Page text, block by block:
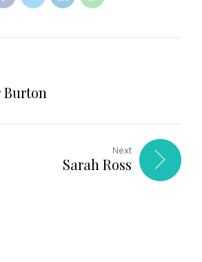
Burton
Next
Sarah Ross